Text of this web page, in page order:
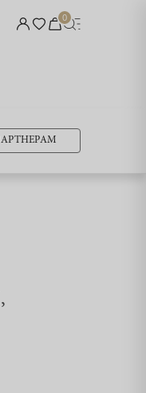
0